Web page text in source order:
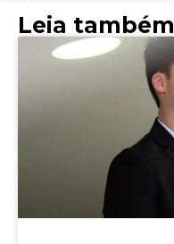
Leia também